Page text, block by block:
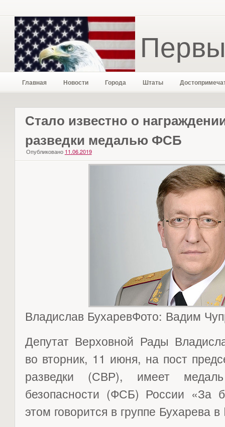
Главная Новости Города Штаты
Стало известно о
разведки медалью ФСБ
Опубликовано 11.06.2019
Владислав БухаревФото: Вадим
Депутат Верховной Рады
во вторник, 11 июня, на пост
разведки (СВР), имеет
безопасности (ФСБ) России «За
этом говорится в группе Бухарева